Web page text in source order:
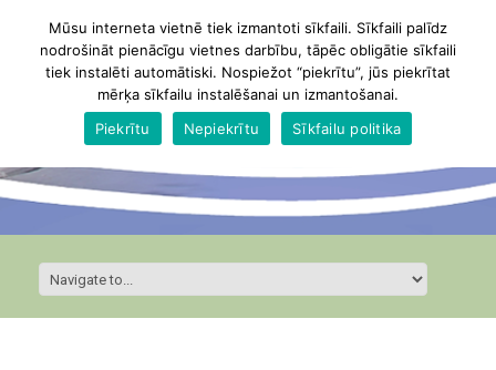
Mūsu interneta vietnē tiek izmantoti sīkfaili. Sīkfaili palīdz
nodrošināt pienācīgu vietnes darbību, tāpēc obligātie sīkfaili
tiek instalēti automātiski. Nospiežot “piekrītu”, jūs piekrītat
mērķa sīkfailu instalēšanai un izmantošanai.
Piekrītu
Nepiekrītu Sīkfailu politika